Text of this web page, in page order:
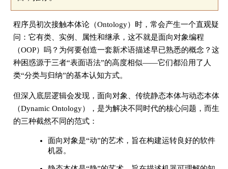
程序员初次接触本体论（Ontology）时，常会产生一个直观疑
问：它有类、实例、属性和继承，这不就是面向对象编程
（OOP）吗？为何要创造一套新术语描述早已熟悉的概念？这
种困惑源于三者“表面语法”的高度相似——它们都沿用了人
类“分类与归纳”的基本认知方式。
但深入底层逻辑会发现，面向对象、传统静态本体与动态本体
（Dynamic Ontology），是为解决不同时代的核心问题，而生
的三种截然不同的范式：
面向对象是“动”的艺术，旨在构建运转良好的软件
机器。